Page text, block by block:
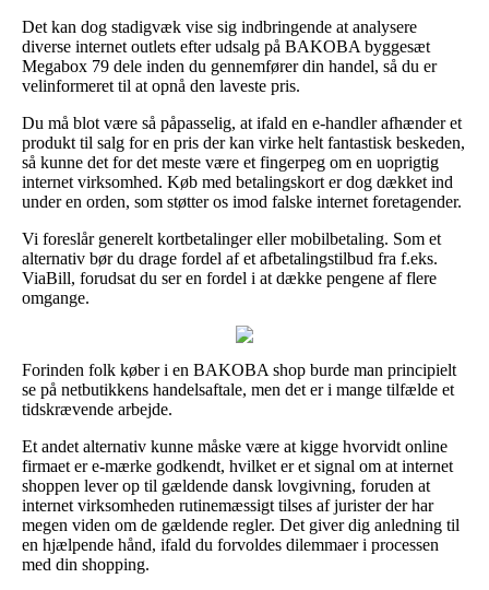
Det kan dog stadigvæk vise sig indbringende at analysere
diverse internet outlets efter udsalg på BAKOBA byggesæt
Megabox 79 dele inden du gennemfører din handel, så du er
velinformeret til at opnå den laveste pris.
Du må blot være så påpasselig, at ifald en e-handler afhænder et
produkt til salg for en pris der kan virke helt fantastisk beskeden,
så kunne det for det meste være et fingerpeg om en uoprigtig
internet virksomhed. Køb med betalingskort er dog dækket ind
under en orden, som støtter os imod falske internet foretagender.
Vi foreslår generelt kortbetalinger eller mobilbetaling. Som et
alternativ bør du drage fordel af et afbetalingstilbud fra f.eks.
ViaBill, forudsat du ser en fordel i at dække pengene af flere
omgange.
Forinden folk køber i en BAKOBA shop burde man principielt
se på netbutikkens handelsaftale, men det er i mange tilfælde et
tidskrævende arbejde.
Et andet alternativ kunne måske være at kigge hvorvidt online
firmaet er e-mærke godkendt, hvilket er et signal om at internet
shoppen lever op til gældende dansk lovgivning, foruden at
internet virksomheden rutinemæssigt tilses af jurister der har
megen viden om de gældende regler. Det giver dig anledning til
en hjælpende hånd, ifald du forvoldes dilemmaer i processen
med din shopping.